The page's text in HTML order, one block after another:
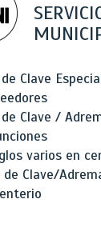
Clave
Clave /
varios en
de Clave/